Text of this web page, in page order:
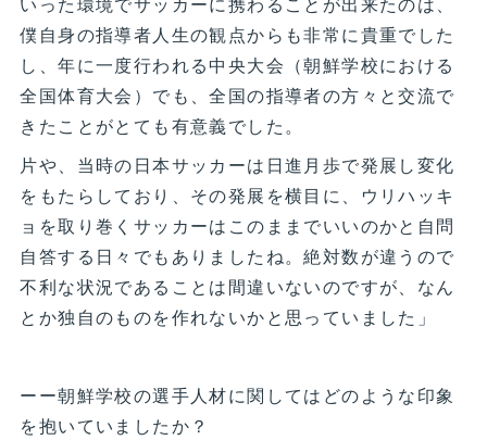
僕自身の指導者人生の観点からも非常に貴重でした
し、年に一度行われる中央大会（朝鮮学校における
全国体育大会）でも、全国の指導者の方々と交流で
きたことがとても有意義でした。
片や、当時の日本サッカーは日進月歩で発展し変化
をもたらしており、その発展を横目に、ウリハッキ
ョを取り巻くサッカーはこのままでいいのかと自問
自答する日々でもありましたね。絶対数が違うので
不利な状況であることは間違いないのですが、なん
とか独自のものを作れないかと思っていました」
ーー朝鮮学校の選手人材に関してはどのような印象
を抱いていましたか？